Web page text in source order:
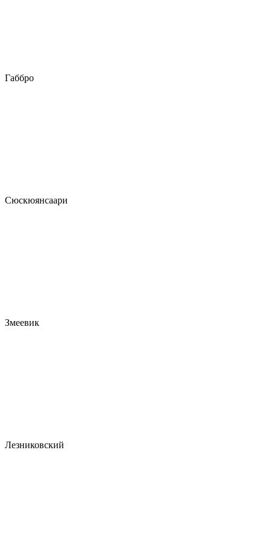
Габбро
Сюскюянсаари
Змеевик
Лезниковский